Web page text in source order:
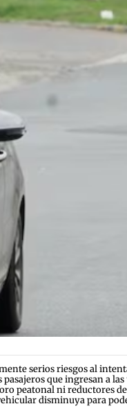
serios riesgos al
pasajeros que ingresan a
peatonal ni reductores
disminuya para